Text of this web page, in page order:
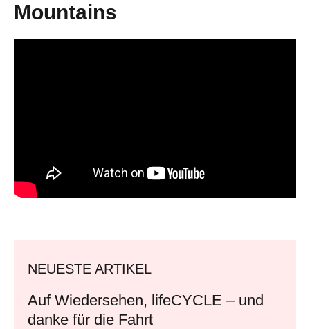
Mountains
NEUESTE ARTIKEL
Auf Wiedersehen, lifeCYCLE – und
danke für die Fahrt